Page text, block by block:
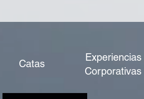
Catas
Experiencias
Corporativas